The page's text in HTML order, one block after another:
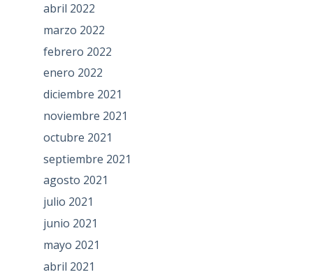
abril 2022
marzo 2022
febrero 2022
enero 2022
diciembre 2021
noviembre 2021
octubre 2021
septiembre 2021
agosto 2021
julio 2021
junio 2021
mayo 2021
abril 2021